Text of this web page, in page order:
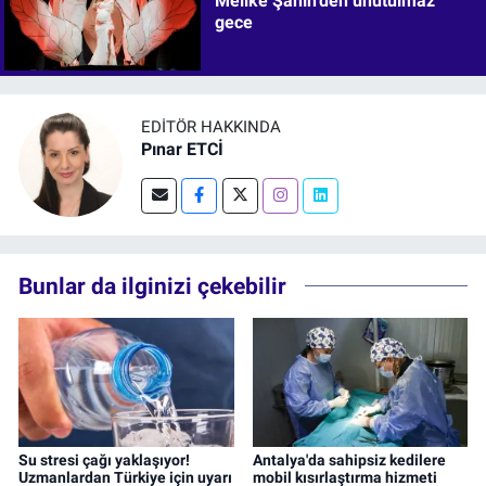
gece
EDITÖR HAKKINDA
Pınar ETCİ
Bunlar da ilginizi çekebilir
Su stresi çağı yaklaşıyor!
Uzmanlardan Türkiye için uyarı
Antalya'da sahipsiz kedilere
mobil kısırlaştırma hizmeti